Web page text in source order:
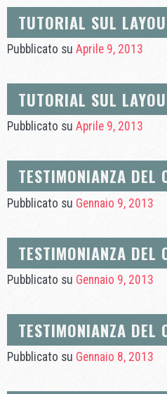
Pubblicato su Aprile 9, 2013
Pubblicato su Aprile 9, 2013
Pubblicato su Gennaio 9, 2013
Pubblicato su Gennaio 9, 2013
Pubblicato su Gennaio 8, 2013